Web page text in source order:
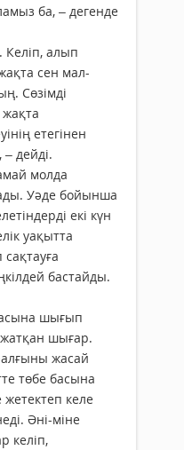
ба, – дегенде
Келіп, алып
сен мал-
Сөзімді
етегінен
дейді.
молда
Уәде бойынша
екі күн
уақытта
бастайды.
шығып
шығар.
жасай
төбе басына
келе
Әні-міне
келіп,